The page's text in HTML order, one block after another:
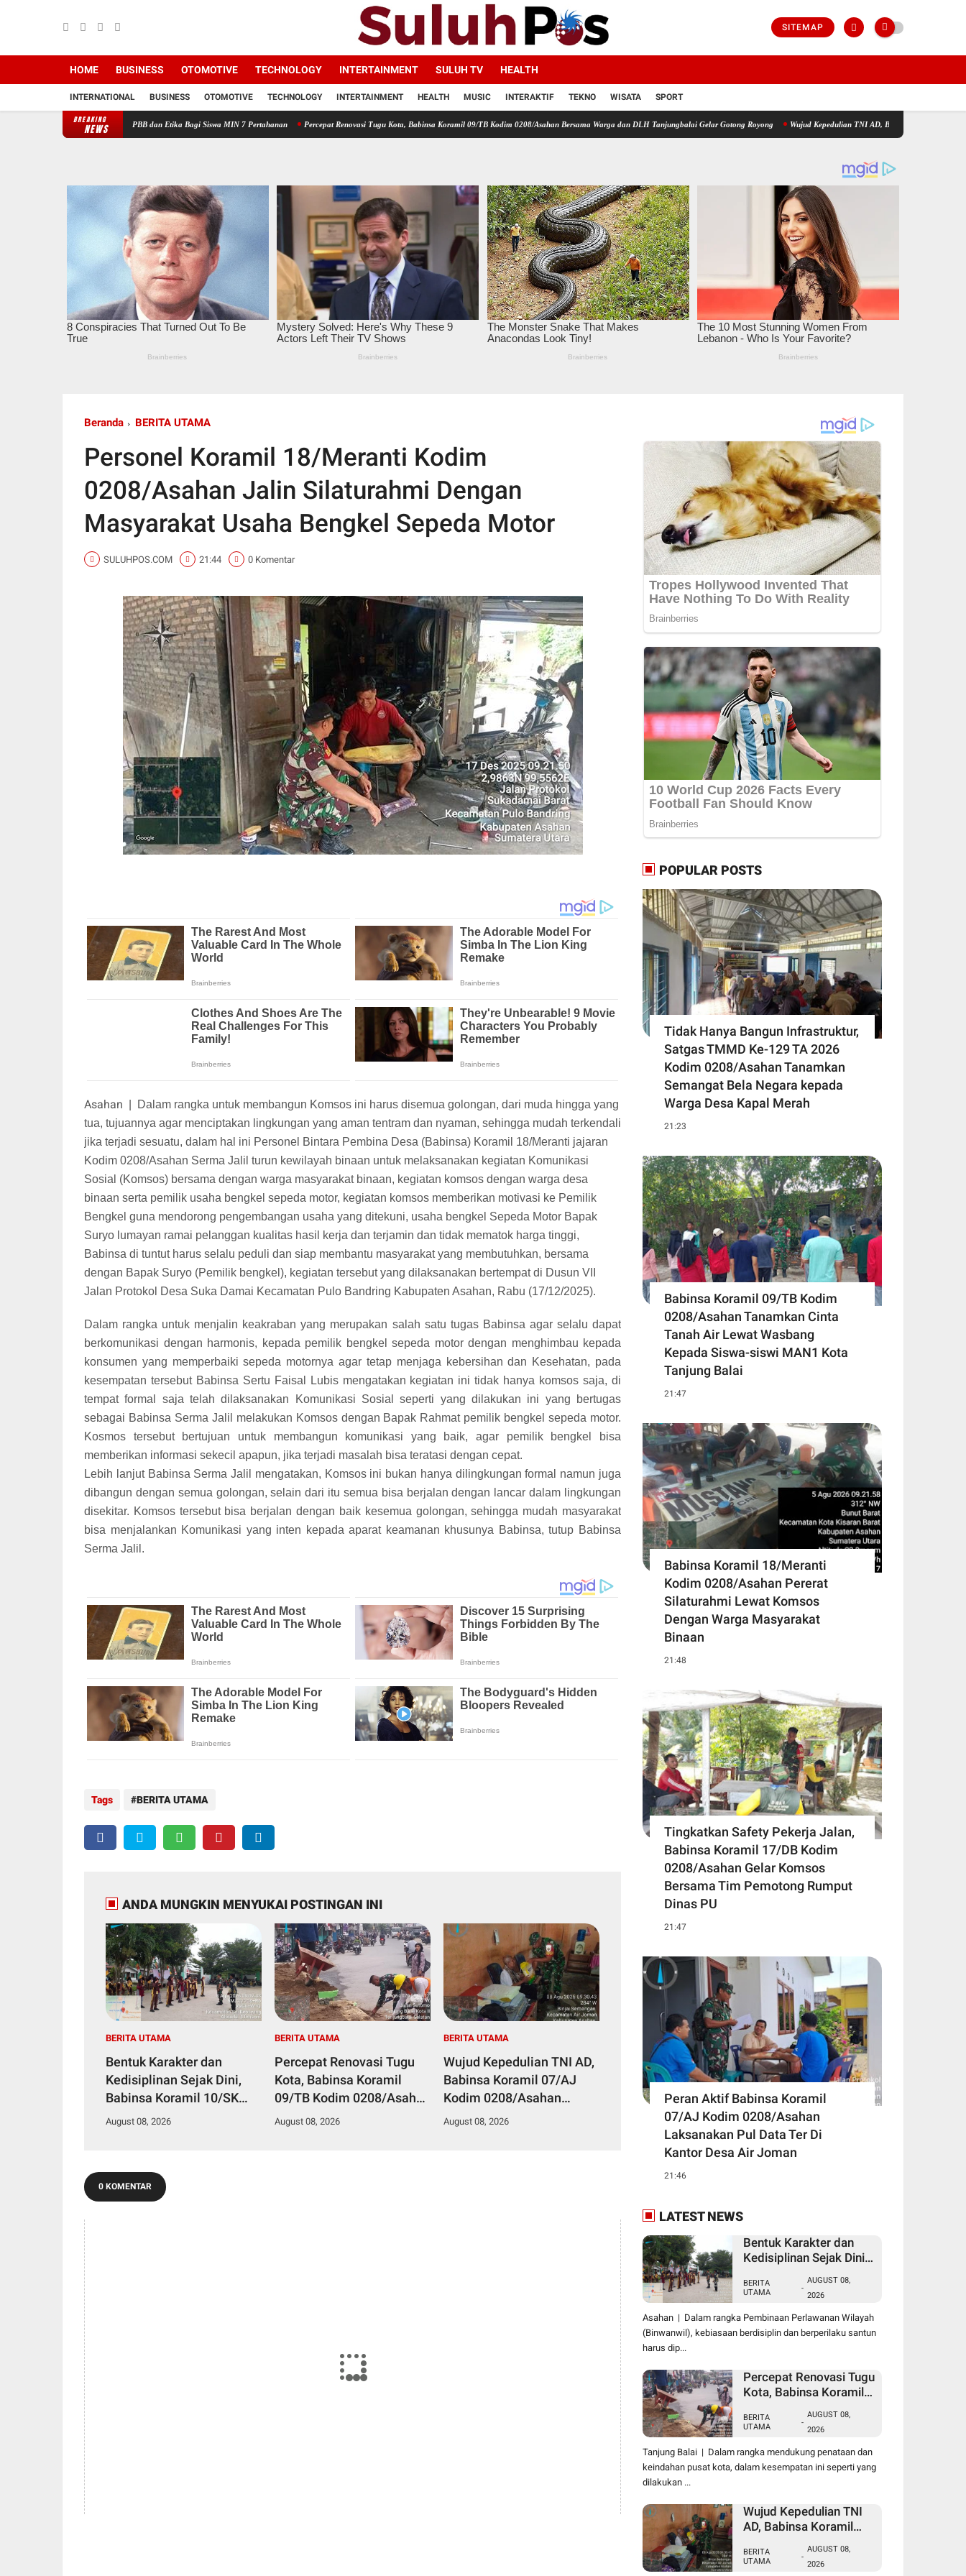
SITEMAP
HOME BUSINESS OTOMOTIVE TECHNOLOGY INTERTAINMENT SULUH TV HEALTH
INTERNATIONAL BUSINESS OTOMOTIVE TECHNOLOGY INTERTAINMENT HEALTH MUSIC INTERAKTIF TEKNO WISATA SPORT
BREAKING
NEWS
Beri Pelatihan PBB dan Etika Bagi Siswa MIN 7 Pertahanan Percepat Renovasi Tugu Kota, Babinsa Koramil 09/TB Kodim 0208/Asahan Bersama Warga dan DLH Tanjungbalai Gelar Gotong Royong Wujud Kepedulian TNI AD, Babinsa Koramil 07/AJ Kodim 0208/
Beranda BERITA UTAMA
Personel Koramil 18/Meranti Kodim
0208/Asahan Jalin Silaturahmi Dengan
Masyarakat Usaha Bengkel Sepeda Motor
SULUHPOS.COM 21:44 0 Komentar
Asahan
Dalam rangka untuk membangun Komsos ini harus disemua golongan, dari muda hingga yang
tua, tujuannya agar menciptakan lingkungan yang aman tentram dan nyaman, sehingga mudah terkendali
jika terjadi sesuatu, dalam hal ini Personel Bintara Pembina Desa (Babinsa) Koramil 18/Meranti jajaran
Kodim 0208/Asahan Serma Jalil turun kewilayah binaan untuk melaksanakan kegiatan Komunikasi
Sosial (Komsos) bersama dengan warga masyarakat binaan, kegiatan komsos dengan warga desa
binaan serta pemilik usaha bengkel sepeda motor, kegiatan komsos memberikan motivasi ke Pemilik
Bengkel guna mendorong pengembangan usaha yang ditekuni, usaha bengkel Sepeda Motor Bapak
Suryo lumayan ramai pelanggan kualitas hasil kerja dan terjamin dan tidak mematok harga tinggi,
Babinsa di tuntut harus selalu peduli dan siap membantu masyarakat yang membutuhkan, bersama
dengan Bapak Suryo (Pemilik bengkel), kegiatan tersebut yang dilaksanakan bertempat di Dusun VII
Jalan Protokol Desa Suka Damai Kecamatan Pulo Bandring Kabupaten Asahan, Rabu (17/12/2025).
Dalam rangka untuk menjalin keakraban yang merupakan salah satu tugas Babinsa agar selalu dapat
berkomunikasi dengan harmonis, kepada pemilik bengkel sepeda motor dengan menghimbau kepada
konsumen yang memperbaiki sepeda motornya agar tetap menjaga kebersihan dan Kesehatan, pada
kesempatan tersebut Babinsa Sertu Faisal Lubis mengatakan kegiatan ini tidak hanya komsos saja, di
tempat formal saja telah dilaksanakan Komunikasi Sosial seperti yang dilakukan ini yang bertugas
sebagai Babinsa Serma Jalil melakukan Komsos dengan Bapak Rahmat pemilik bengkel sepeda motor.
Kosmos tersebut bertujuan untuk membangun komunikasi yang baik, agar pemilik bengkel bisa
memberikan informasi sekecil apapun, jika terjadi masalah bisa teratasi dengan cepat.
Lebih lanjut Babinsa Serma Jalil mengatakan, Komsos ini bukan hanya dilingkungan formal namun juga
dibangun dengan semua golongan, selain dari itu semua bisa berjalan dengan lancar dalam lingkungan
disekitar. Komsos tersebut bisa berjalan dengan baik kesemua golongan, sehingga mudah masyarakat
bisa menjalankan Komunikasi yang inten kepada aparat keamanan khusunya Babinsa, tutup Babinsa
Serma Jalil.
Tags BERITA UTAMA
ANDA MUNGKIN MENYUKAI POSTINGAN INI
BERITA UTAMA
Bentuk Karakter dan
Kedisiplinan Sejak Dini,
Babinsa Koramil 10/SK
Kodim 0208/Asahan Beri
Pertahanan
August 08, 2026
BERITA UTAMA
Percepat Renovasi Tugu
Kota, Babinsa Koramil
09/TB Kodim 0208/Asahan
Bersama Warga dan DLH
August 08, 2026
BERITA UTAMA
Wujud Kepedulian TNI AD,
Babinsa Koramil 07/AJ
Kodim 0208/Asahan
Anjangsana dan Serahkan
August 08, 2026
0 KOMENTAR
POPULAR POSTS
Tidak Hanya Bangun Infrastruktur,
Satgas TMMD Ke-129 TA 2026
Kodim 0208/Asahan Tanamkan
Semangat Bela Negara kepada
Warga Desa Kapal Merah
21:23
Babinsa Koramil 09/TB Kodim
0208/Asahan Tanamkan Cinta
Tanah Air Lewat Wasbang
Kepada Siswa-siswi MAN1 Kota
Tanjung Balai
21:47
Babinsa Koramil 18/Meranti
Kodim 0208/Asahan Pererat
Silaturahmi Lewat Komsos
Dengan Warga Masyarakat
Binaan
21:48
Tingkatkan Safety Pekerja Jalan,
Babinsa Koramil 17/DB Kodim
0208/Asahan Gelar Komsos
Bersama Tim Pemotong Rumput
Dinas PU
21:47
Peran Aktif Babinsa Koramil
07/AJ Kodim 0208/Asahan
Laksanakan Pul Data Ter Di
Kantor Desa Air Joman
21:46
LATEST NEWS
Bentuk Karakter dan
Kedisiplinan Sejak Dini,
Kodim 0208/Asahan
Beri Pelatihan PBB dan
Etika Bagi Siswa MIN 7
Pertahanan
BERITA
UTAMA
-
AUGUST 08,
2026
Asahan | Dalam rangka Pembinaan Perlawanan Wilayah
(Binwanwil), kebiasaan berdisiplin dan berperilaku santun
harus dip...
Percepat Renovasi Tugu
Kota, Babinsa Koramil
0208/Asahan Bersama
Warga dan DLH
Tanjungbalai Gelar
Gotong Royong
BERITA
UTAMA
-
AUGUST 08,
2026
Tanjung Balai | Dalam rangka mendukung penataan dan
keindahan pusat kota, dalam kesempatan ini seperti yang
dilakukan ...
Wujud Kepedulian TNI
AD, Babinsa Koramil
0208/Asahan
Anjangsana dan
BERITA
UTAMA
-
AUGUST 08,
2026